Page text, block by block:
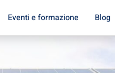
Eventi e formazione Blog